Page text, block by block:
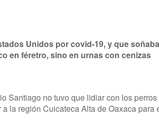
Unidos por covid-19, y que
en féretro, sino en urnas con cenizas
Santiago no tuvo que lidiar con los
la región Cuicateca Alta de Oaxaca